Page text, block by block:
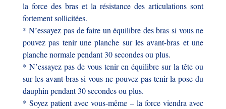
la force des bras et la résistance des articulations sont
fortement sollicitées.
* N’essayez pas de faire un équilibre des bras si vous ne
pouvez pas tenir une planche sur les avant-bras et une
planche normale pendant 30 secondes ou plus.
* N’essayez pas de vous tenir en équilibre sur la tête ou
sur les avant-bras si vous ne pouvez pas tenir la pose du
dauphin pendant 30 secondes ou plus.
* Soyez patient avec vous-même – la force viendra avec